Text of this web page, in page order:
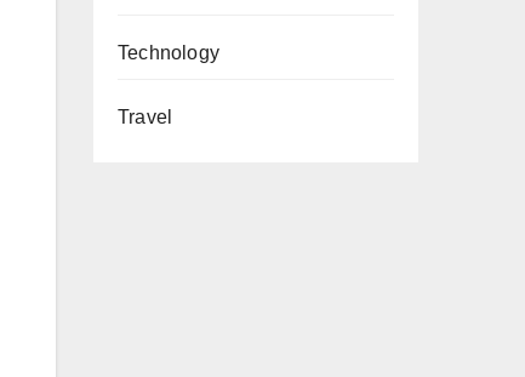
Technology
Travel